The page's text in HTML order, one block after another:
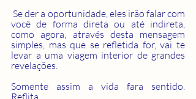
Se der a oportunidade, eles irão falar com
você de forma direta ou até indireta,
como agora, através desta mensagem
simples, mas que se refletida for, vai te
levar a uma viagem interior de grandes
revelações.
Somente assim a vida fara sentido.